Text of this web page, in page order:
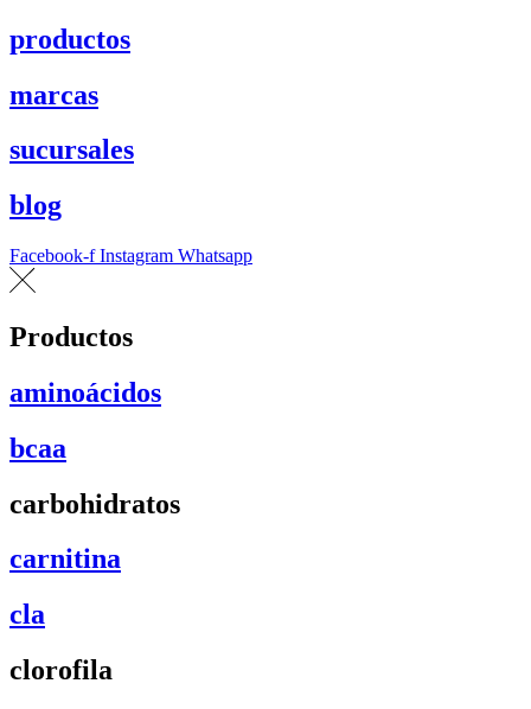
productos
marcas
sucursales
blog
Facebook-f Instagram Whatsapp
Productos
aminoácidos
bcaa
carbohidratos
carnitina
cla
clorofila